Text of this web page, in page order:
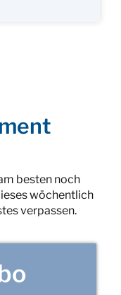
besten noch
wöchentlich
verpassen.